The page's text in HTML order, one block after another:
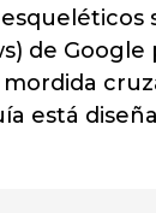
de
está